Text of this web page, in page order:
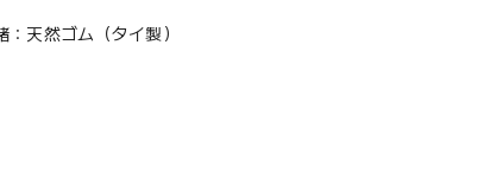
：天然ゴム（タイ製）